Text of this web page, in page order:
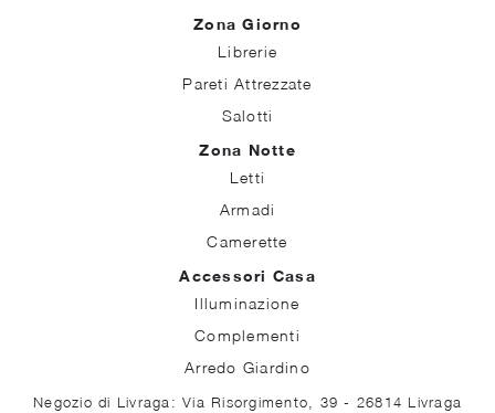
Zona Giorno
Librerie
Pareti Attrezzate
Salotti
Zona Notte
Letti
Armadi
Camerette
Accessori Casa
Illuminazione
Complementi
Arredo Giardino
Negozio di Livraga: Via Risorgimento, 39 - 26814 Livraga